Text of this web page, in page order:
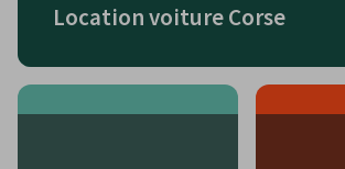
Location voiture Corse